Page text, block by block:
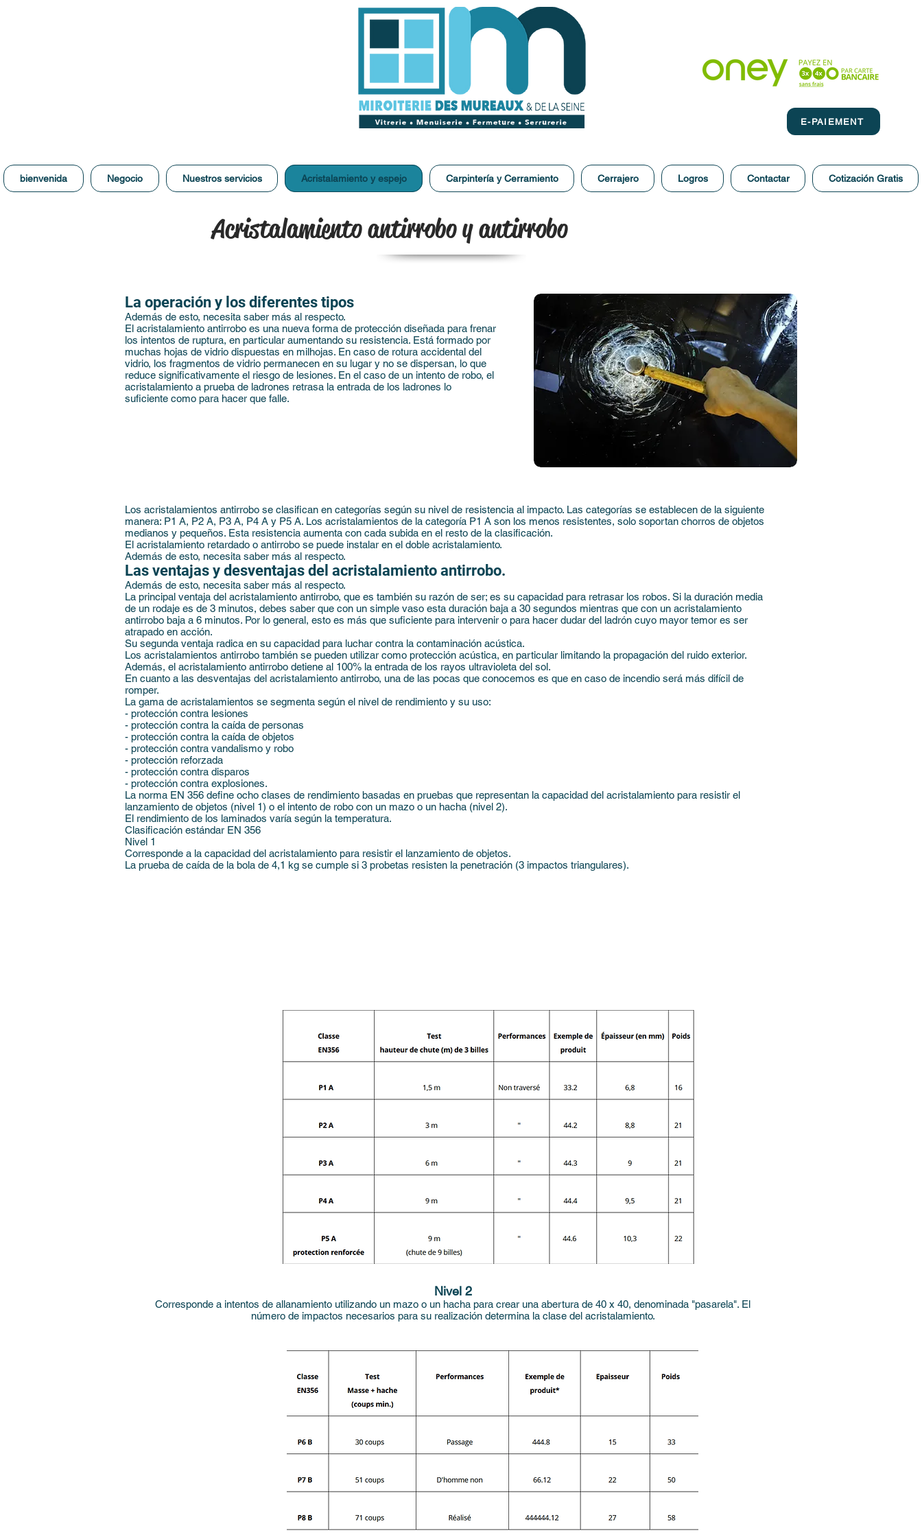
E-PAIEMENT
bienvenida Negocio Nuestros servicios Acristalamiento y espejo Carpintería y Cerramiento Cerrajero Logros Contactar Cotización Gratis
Acristalamiento antirrobo y antirrobo
La operación y los diferentes tipos
Además de esto, necesita saber más al respecto.
El acristalamiento antirrobo es una nueva forma de protección diseñada para frenar
los intentos de ruptura, en particular aumentando su resistencia. Está formado por
muchas hojas de vidrio dispuestas en milhojas. En caso de rotura accidental del
vidrio, los fragmentos de vidrio permanecen en su lugar y no se dispersan, lo que
reduce significativamente el riesgo de lesiones. En el caso de un intento de robo, el
acristalamiento a prueba de ladrones retrasa la entrada de los ladrones lo
suficiente como para hacer que falle.
Los acristalamientos antirrobo se clasifican en categorías según su nivel de resistencia al impacto. Las categorías se establecen de la siguiente
manera: P1 A, P2 A, P3 A, P4 A y P5 A. Los acristalamientos de la categoría P1 A son los menos resistentes, solo soportan chorros de objetos
medianos y pequeños. Esta resistencia aumenta con cada subida en el resto de la clasificación.
El acristalamiento retardado o antirrobo se puede instalar en el doble acristalamiento.
Además de esto, necesita saber más al respecto.
Las ventajas y desventajas del acristalamiento antirrobo.
Además de esto, necesita saber más al respecto.
La principal ventaja del acristalamiento antirrobo, que es también su razón de ser; es su capacidad para retrasar los robos. Si la duración media
de un rodaje es de 3 minutos, debes saber que con un simple vaso esta duración baja a 30 segundos mientras que con un acristalamiento
antirrobo baja a 6 minutos. Por lo general, esto es más que suficiente para intervenir o para hacer dudar del ladrón cuyo mayor temor es ser
atrapado en acción.
Su segunda ventaja radica en su capacidad para luchar contra la contaminación acústica.
Los acristalamientos antirrobo también se pueden utilizar como protección acústica, en particular limitando la propagación del ruido exterior.
Además, el acristalamiento antirrobo detiene al 100% la entrada de los rayos ultravioleta del sol.
En cuanto a las desventajas del acristalamiento antirrobo, una de las pocas que conocemos es que en caso de incendio será más difícil de
romper.
La gama de acristalamientos se segmenta según el nivel de rendimiento y su uso:
- protección contra lesiones
- protección contra la caída de personas
- protección contra la caída de objetos
- protección contra vandalismo y robo
- protección reforzada
- protección contra disparos
- protección contra explosiones.
La norma EN 356 define ocho clases de rendimiento basadas en pruebas que representan la capacidad del acristalamiento para resistir el
lanzamiento de objetos (nivel 1) o el intento de robo con un mazo o un hacha (nivel 2).
El rendimiento de los laminados varía según la temperatura.
Clasificación estándar EN 356
Nivel 1
Corresponde a la capacidad del acristalamiento para resistir el lanzamiento de objetos.
La prueba de caída de la bola de 4,1 kg se cumple si 3 probetas resisten la penetración (3 impactos triangulares).
Nivel 2
Corresponde a intentos de allanamiento utilizando un mazo o un hacha para crear una abertura de 40 x 40, denominada "pasarela". El
número de impactos necesarios para su realización determina la clase del acristalamiento.